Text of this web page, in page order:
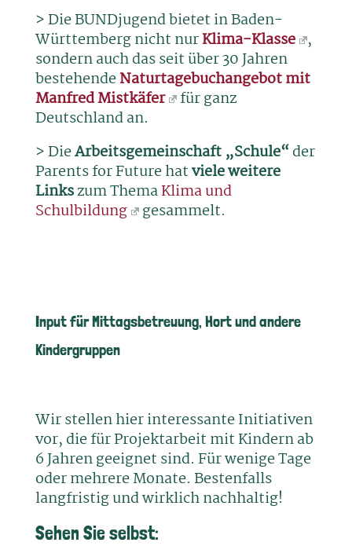
> Die BUNDjugend bietet in Baden-
Württemberg nicht nurKlima-Klasse ,
sondern auch das seit über 30 Jahren
bestehendeNaturtagebuchangebot mit
Manfred Mistkäfer
für ganz
Deutschland an.
> DieArbeitsgemeinschaft „Schule“der
Parents for Future hatviele weitere
Linkszum ThemaKlima und
Schulbildung
gesammelt.
Input für Mittagsbetreuung, Hort und andere
Kindergruppen
Wir stellen hier interessante Initiativen
vor, die für Projektarbeit mit Kindern ab
6 Jahren geeignet sind. Für wenige Tage
oder mehrere Monate. Bestenfalls
langfristig und wirklich nachhaltig!
Sehen Sie selbst: